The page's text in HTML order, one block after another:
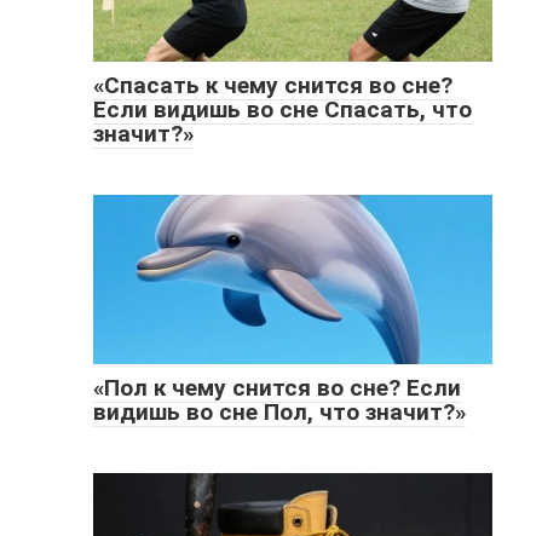
«Спасать к чему снится во сне?
Если видишь во сне Спасать, что
значит?»
«Пол к чему снится во сне? Если
видишь во сне Пол, что значит?»